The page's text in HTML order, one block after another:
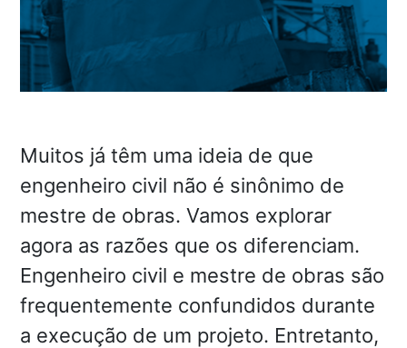
Muitos já têm uma ideia de que
engenheiro civil não é sinônimo de
mestre de obras. Vamos explorar
agora as razões que os diferenciam.
Engenheiro civil e mestre de obras são
frequentemente confundidos durante
a execução de um projeto. Entretanto,